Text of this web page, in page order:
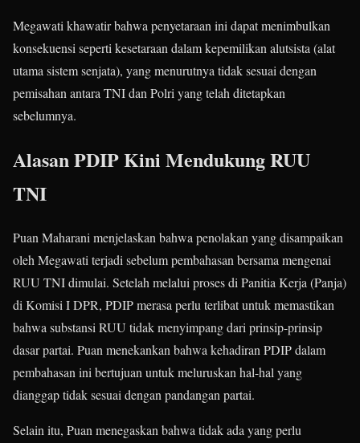
Megawati khawatir bahwa penyetaraan ini dapat menimbulkan
konsekuensi seperti kesetaraan dalam kepemilikan alutsista (alat
utama sistem senjata), yang menurutnya tidak sesuai dengan
pemisahan antara TNI dan Polri yang telah ditetapkan
sebelumnya.
Alasan PDIP Kini Mendukung RUU
TNI
Puan Maharani menjelaskan bahwa penolakan yang disampaikan
oleh Megawati terjadi sebelum pembahasan bersama mengenai
RUU TNI dimulai. Setelah melalui proses di Panitia Kerja (Panja)
di Komisi I DPR, PDIP merasa perlu terlibat untuk memastikan
bahwa substansi RUU tidak menyimpang dari prinsip-prinsip
dasar partai. Puan menekankan bahwa kehadiran PDIP dalam
pembahasan ini bertujuan untuk meluruskan hal-hal yang
dianggap tidak sesuai dengan pandangan partai.
Selain itu, Puan menegaskan bahwa tidak ada yang perlu